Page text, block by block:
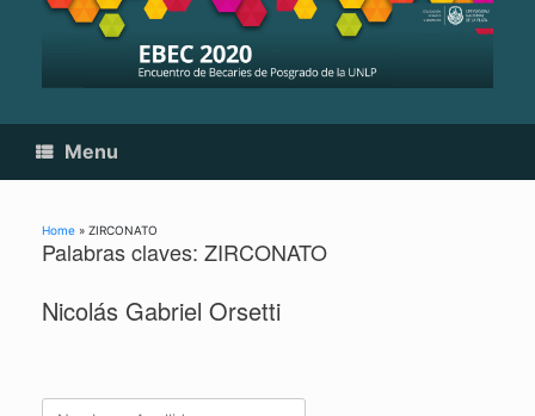
Menu
Home » ZIRCONATO
Palabras claves: ZIRCONATO
Nicolás Gabriel Orsetti